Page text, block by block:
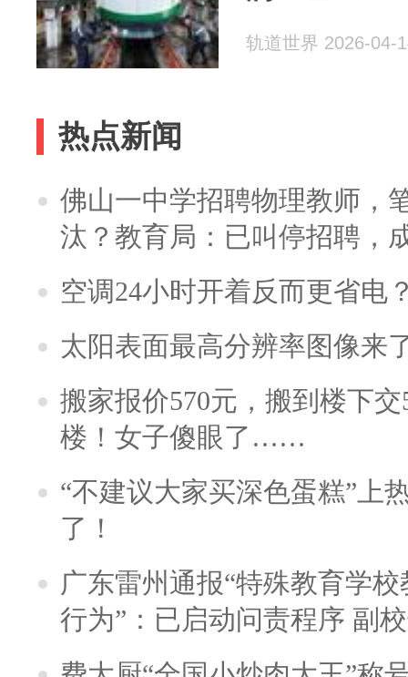
轨道世界 2026-04-
热点新闻
佛山一中学招聘物理教师，
汰？教育局：已叫停招聘，
空调24小时开着反而更省电
太阳表面最高分辨率图像来
搬家报价570元，搬到楼下
楼！女子傻眼了……
“不建议大家买深色蛋糕”上
了！
广东雷州通报“特殊教育学
行为”：已启动问责程序 副